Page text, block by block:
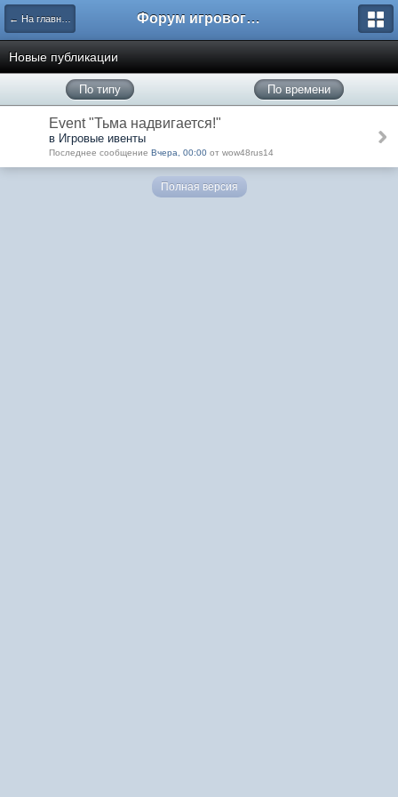
← На главную Форум игрового проекта Riverrise
Новые публикации
По типу По времени
Event "Тьма надвигается!"
в Игровые ивенты
Последнее сообщение Вчера, 00:00 от wow48rus14
Полная версия